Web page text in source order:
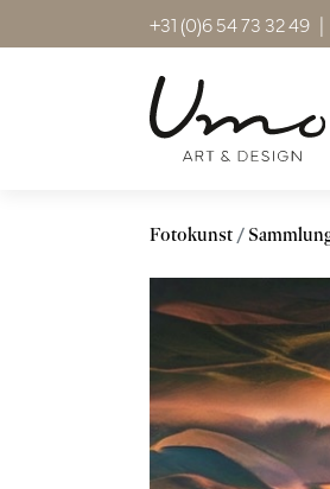
+31 (0)6 54 73 32 49 |
Fotokunst